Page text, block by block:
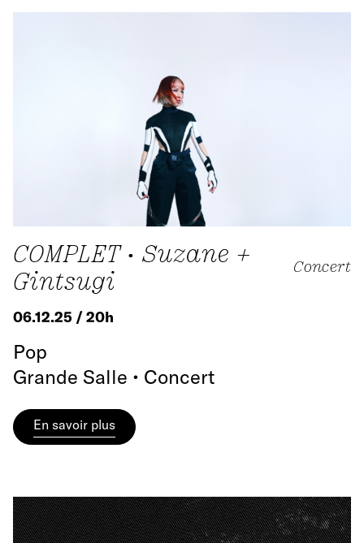
COMPLET • Suzane +
Gintsugi
Concert
06.12.25 / 20h
Pop
Grande Salle • Concert
En savoir plus